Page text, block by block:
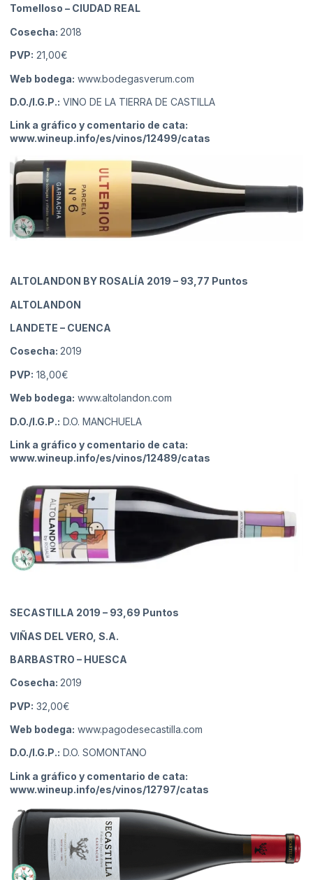
Tomelloso – CIUDAD REAL
Cosecha: 2018
PVP: 21,00€
Web bodega: www.bodegasverum.com
D.O./I.G.P.: VINO DE LA TIERRA DE CASTILLA
Link a gráfico y comentario de cata:
www.wineup.info/es/vinos/12499/catas
ALTOLANDON BY ROSALÍA 2019 – 93,77 Puntos
ALTOLANDON
LANDETE – CUENCA
Cosecha: 2019
PVP: 18,00€
Web bodega: www.altolandon.com
D.O./I.G.P.: D.O. MANCHUELA
Link a gráfico y comentario de cata:
www.wineup.info/es/vinos/12489/catas
SECASTILLA 2019 – 93,69 Puntos
VIÑAS DEL VERO, S.A.
BARBASTRO – HUESCA
Cosecha: 2019
PVP: 32,00€
Web bodega: www.pagodesecastilla.com
D.O./I.G.P.: D.O. SOMONTANO
Link a gráfico y comentario de cata:
www.wineup.info/es/vinos/12797/catas